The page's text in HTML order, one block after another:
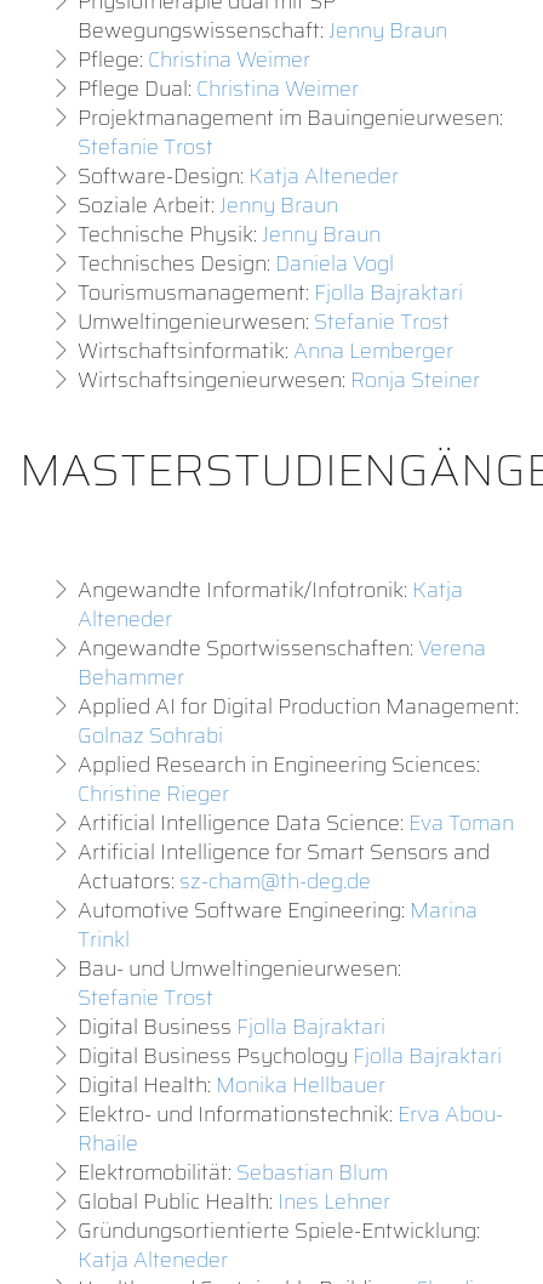
Bewegungswissenschaft:Jenny Braun
Pflege: Christina Weimer
Pflege Dual: Christina Weimer
Projektmanagement im Bauingenieurwesen:
Stefanie Trost
Software-Design: Katja Alteneder
Soziale Arbeit:Jenny Braun
Technische Physik:Jenny Braun
Technisches Design: Daniela Vogl
Tourismusmanagement: Fjolla Bajraktari
Umweltingenieurwesen: Stefanie Trost
Wirtschaftsinformatik: Anna Lemberger
Wirtschaftsingenieurwesen: Ronja Steiner
Angewandte Informatik/Infotronik: Katja
Alteneder
Angewandte Sportwissenschaften:Verena
Behammer
Applied AI for Digital Production Management:
Golnaz Sohrabi
Applied Research in Engineering Sciences:
Christine Rieger
Artificial Intelligence Data Science: Eva Toman
Artificial Intelligence for Smart Sensors and
Actuators: sz-cham@th-deg.de
Automotive Software Engineering: Marina
Trinkl
Bau- und Umweltingenieurwesen:
Stefanie Trost
Digital Business Fjolla Bajraktari
Digital Business Psychology Fjolla Bajraktari
Digital Health: Monika Hellbauer
Elektro- und Informationstechnik: Erva Abou-
Rhaile
Elektromobilität: Sebastian Blum
Global Public Health: Ines Lehner
Gründungsortientierte Spiele-Entwicklung:
Katja Alteneder